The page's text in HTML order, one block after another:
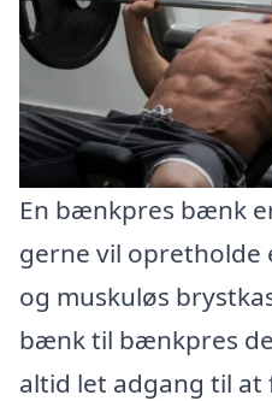
En bænkpres bænk
gerne vil opretholde
og muskuløs
bænk til bænkpres
altid let adgang til